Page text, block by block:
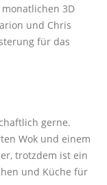
3D
und Chris
für das
gerne.
Wok und einem
trotzdem ist ein
und Küche für